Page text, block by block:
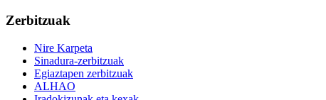
Zerbitzuak
Nire Karpeta
Sinadura-zerbitzuak
Egiaztapen zerbitzuak
ALHAO